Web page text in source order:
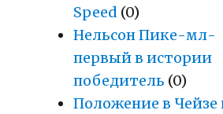
Speed (0)
Нельсон Пике-мл-
первый в истории
победитель (0)
Положение в Чейзе